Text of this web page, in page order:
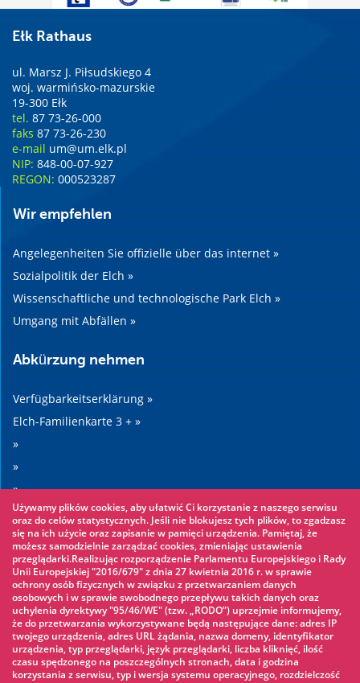
Ełk Rathaus
ul. Marsz J. Piłsudskiego 4
woj. warmińsko-mazurskie
19-300 Ełk
tel. 87 73-26-000
faks 87 73-26-230
e-mail um@um.elk.pl
NIP: 848-00-07-927
REGON: 000523287
Wir empfehlen
Angelegenheiten Sie offizielle über das internet »
Sozialpolitik der Elch »
Wissenschaftliche und technologische Park Elch »
Umgang mit Abfällen »
Abkürzung nehmen
Verfügbarkeitserklärung »
Elch-Familienkarte 3 + »
»
»
»
»
Sehenswertes
Seilpark »
Wasserpark »
Eisbahn »
KINOECK »
Museum »
Używamy plików cookies, aby ułatwić Ci korzystanie z naszego serwisu
oraz do celów statystycznych. Jeśli nie blokujesz tych plików, to zgadzasz
się na ich użycie oraz zapisanie w pamięci urządzenia. Pamiętaj, że
możesz samodzielnie zarządzać cookies, zmieniając ustawienia
przeglądarki.Realizując rozporządzenie Parlamentu Europejskiego i Rady
Unii Europejskiej "2016/679" z dnia 27 kwietnia 2016 r. w sprawie
ochrony osób fizycznych w związku z przetwarzaniem danych
osobowych i w sprawie swobodnego przepływu takich danych oraz
uchylenia dyrektywy "95/46/WE" (tzw. „RODO”) uprzejmie informujemy,
że do przetwarzania wykorzystywane będą następujące dane: adres IP
twojego urządzenia, adres URL żądania, nazwa domeny, identyfikator
urządzenia, typ przeglądarki, język przeglądarki, liczba kliknięć, ilość
czasu spędzonego na poszczególnych stronach, data i godzina
korzystania z serwisu, typ i wersja systemu operacyjnego, rozdzielczość